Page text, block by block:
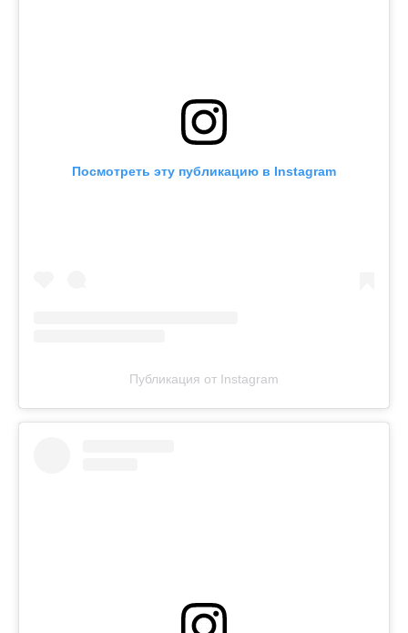
Посмотреть эту публикацию в Instagram
Публикация от Instagram